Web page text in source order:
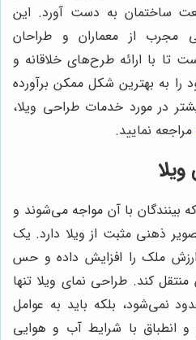
ساختمان به دست آورد. این
مجرب از معماران و طراحان
تا با ارائه طرح‌های خلاقانه و
را به بهترین شکل ممکن برآورده
در مورد خدمات طراحی ویلا،
مراجعه نمایید.
بینندگان با آن مواجه می‌شوند و
ذهنی مثبت از ویلا دارد. یک
ملک را افزایش داده و حس
کند. طراحی نمای ویلا تنها
نمی‌شود، بلکه باید به عوامل
و انطباق با شرایط آب و هوایی